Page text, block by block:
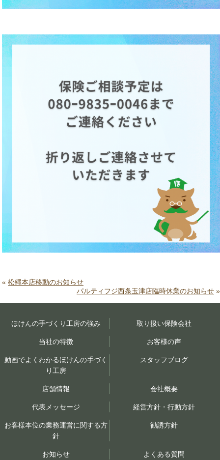
« 松縄本店移動のお知らせ
パルティフジ西条玉津店臨時休業のお知らせ »
ほけんの手づくり工房の強み 取り扱い保険会社
当社の特徴 お客様の声
動画でよくわかるほけんの手づく
り工房
スタッフブログ
店舗情報 会社概要
代表メッセージ 経営方針・行動方針
お客様本位の業務運営に関する方
針
勧誘方針
お知らせ よくある質問